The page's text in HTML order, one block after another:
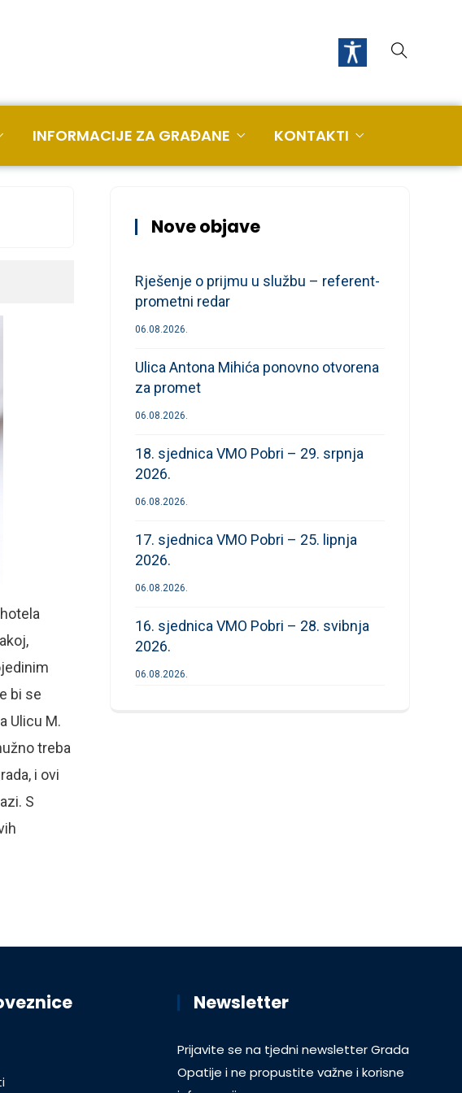
INFORMACIJE ZA GRAĐANE KONTAKTI
bi se
Ulicu M.
treba
i ovi
S
Nove objave
Rješenje o prijmu u službu – referent-
prometni redar
06.08.2026.
Ulica Antona Mihića ponovno otvorena
za promet
06.08.2026.
18. sjednica VMO Pobri – 29. srpnja
2026.
06.08.2026.
17. sjednica VMO Pobri – 25. lipnja
2026.
06.08.2026.
16. sjednica VMO Pobri – 28. svibnja
2026.
06.08.2026.
Newsletter
Prijavite se na tjedni newsletter Grada
Opatije i ne propustite važne i korisne